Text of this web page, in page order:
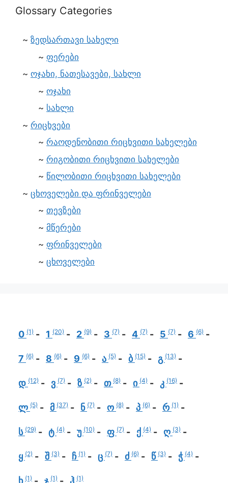
Glossary Categories
ზედსართავი სახელი
ფერები
ოჯახი, ნათესავები, სახლი
ოჯახი
სახლი
რიცხვები
რაოდენობითი რიცხვითი სახელები
რიგობითი რიცხვითი სახელები
წილობითი რიცხვითი სახელები
ცხოველები და ფრინველები
თევზები
მწერები
ფრინველები
ცხოველები
0 (1) 1 (20) 2 (9) 3 (7) 4 (7) 5 (7) 6 (6)
7 (6) 8 (6) 9 (6) ა (5) ბ (15) გ (13)
დ (12) ვ (7) ზ (2) თ (8) ი (4) კ (16)
ლ (5) მ (37) ნ (7) ო (8) პ (6) რ (1)
ს (29) ტ (4) უ (10) ფ (7) ქ (4) ღ (3)
ყ (2) შ (3) ჩ (1) ც (7) ძ (6) წ (3) ჭ (4)
ხ (1) ჯ (1) ჰ (1)